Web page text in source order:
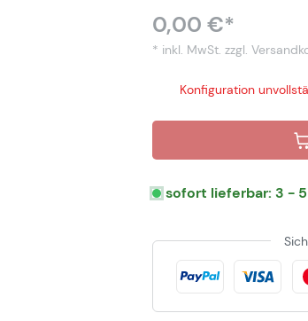
0,00 €*
* inkl. MwSt. zzgl.
Konfiguration
sofort lieferbar: 3 -